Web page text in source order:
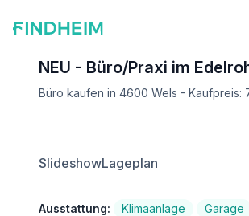
NEU - Büro/Praxi im
Büro kaufen in 4600 Wels - Kaufpreis:
SlideshowLageplan
Ausstattung: Klimaanlage Garage